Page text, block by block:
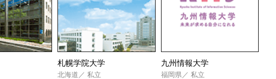
札幌学院大学
北海道 ／私立
九州情報大学
福岡県 ／ 私立